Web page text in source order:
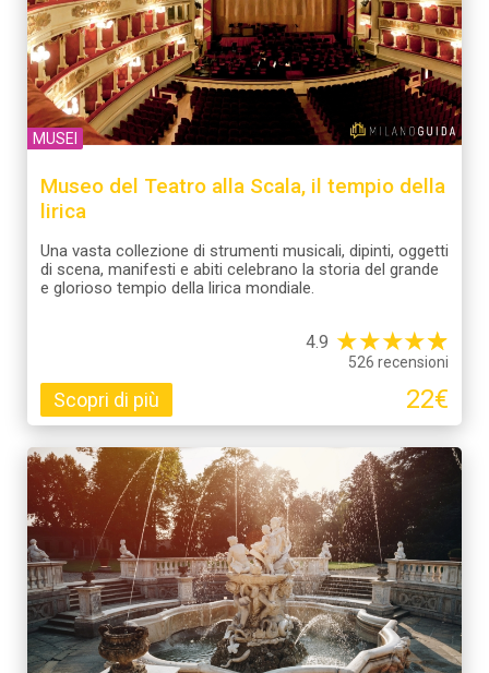
MUSEI
Museo del Teatro alla Scala, il tempio della
lirica
Una vasta collezione di strumenti musicali, dipinti, oggetti
di scena, manifesti e abiti celebrano la storia del grande
e glorioso tempio della lirica mondiale.
4.9 ★★★★☆
★
526 recensioni
Scopri di più 22€